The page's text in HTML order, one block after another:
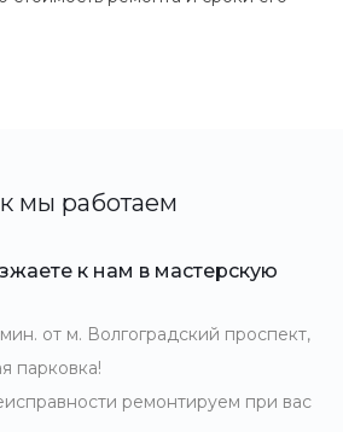
мы работаем
к нам в мастерскую
мин. от м. Волгоградский проспект,
парковка!
ремонтируем при вас